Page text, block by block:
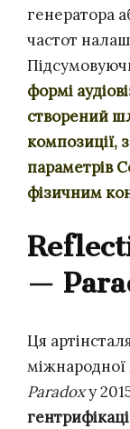
генератора
частот
формі
створений
композиції,
параметрів
фізичним
—
Ця
міжнародної
Paradoxу